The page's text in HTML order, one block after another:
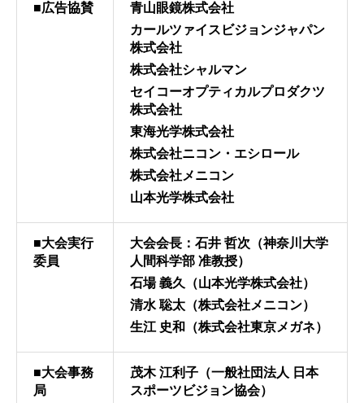
■広告協賛
青山眼鏡株式会社
カールツァイスビジョンジャパン
株式会社
株式会社シャルマン
セイコーオプティカルプロダクツ
株式会社
東海光学株式会社
株式会社ニコン・エシロール
株式会社メニコン
山本光学株式会社
■大会実行
委員
大会会長：石井 哲次（神奈川大学
人間科学部 准教授）
石場 義久（山本光学株式会社）
清水 聡太（株式会社メニコン）
生江 史和（株式会社東京メガネ）
■大会事務
局
茂木 江利子（一般社団法人 日本
スポーツビジョン協会）